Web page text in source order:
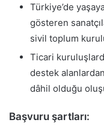
Türkiye’de
gösteren
sivil toplum
Ticari
destek
dâhil olduğu
Başvuru şartları: